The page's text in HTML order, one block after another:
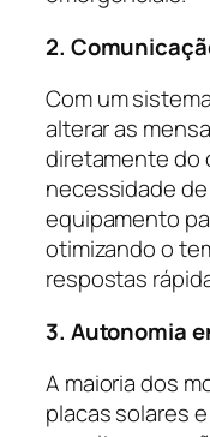
2.
Com um
alterar as
diretamente do
necessidade
equipamento
otimizando o
respostas
3. Autonomia
A maioria dos
placas solares